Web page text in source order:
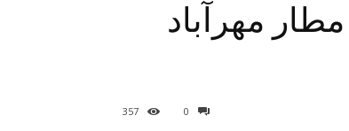
مهرآباد
0
357